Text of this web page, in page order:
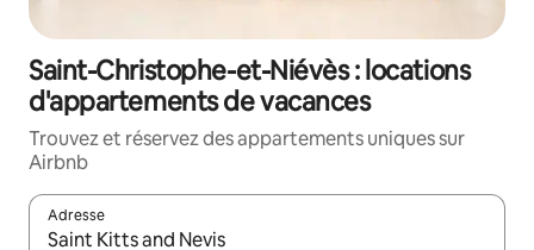
Saint-Christophe-et-Niévès : locations
d'appartements de vacances
Trouvez et réservez des appartements uniques sur
Airbnb
Adresse
Lorsque les résultats s'affichent, utilisez les flèches vers le